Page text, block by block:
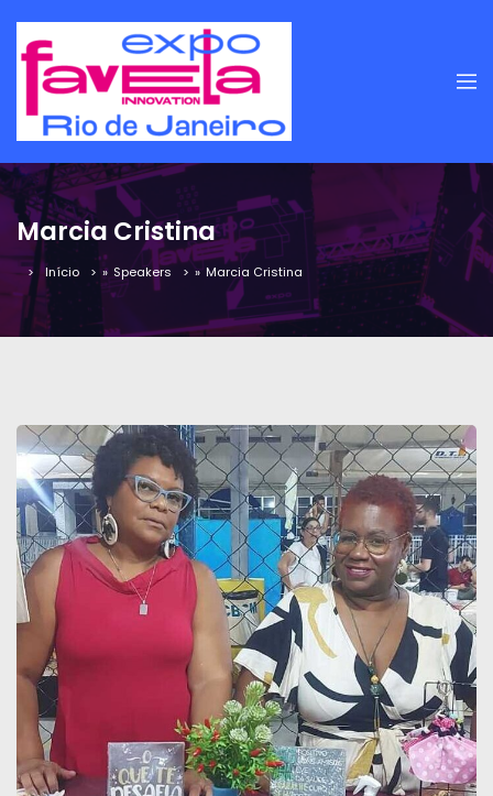
Marcia Cristina
Início » Speakers » Marcia Cristina